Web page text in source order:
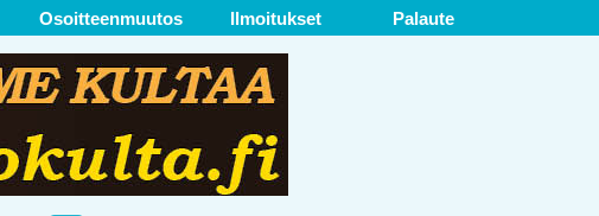
Osoitteenmuutos Ilmoitukset Palaute